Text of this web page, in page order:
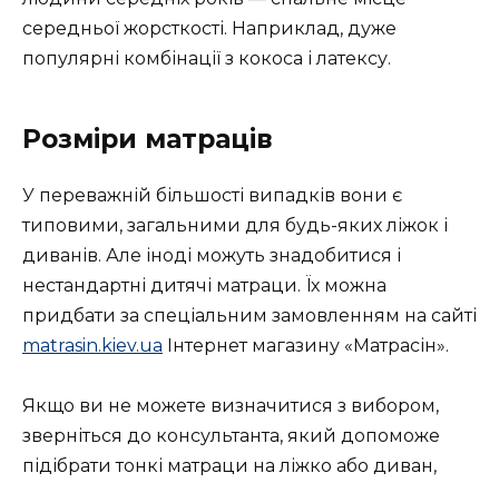
середньої жорсткості. Наприклад, дуже
популярні комбінації з кокоса і латексу.
Розміри матраців
У переважній більшості випадків вони є
типовими, загальними для будь-яких ліжок і
диванів. Але іноді можуть знадобитися і
нестандартні дитячі матраци. Їх можна
придбати за спеціальним замовленням на сайті
matrasin.kiev.ua Інтернет магазину «Матрасін».
Якщо ви не можете визначитися з вибором,
зверніться до консультанта, який допоможе
підібрати тонкі матраци на ліжко або диван,